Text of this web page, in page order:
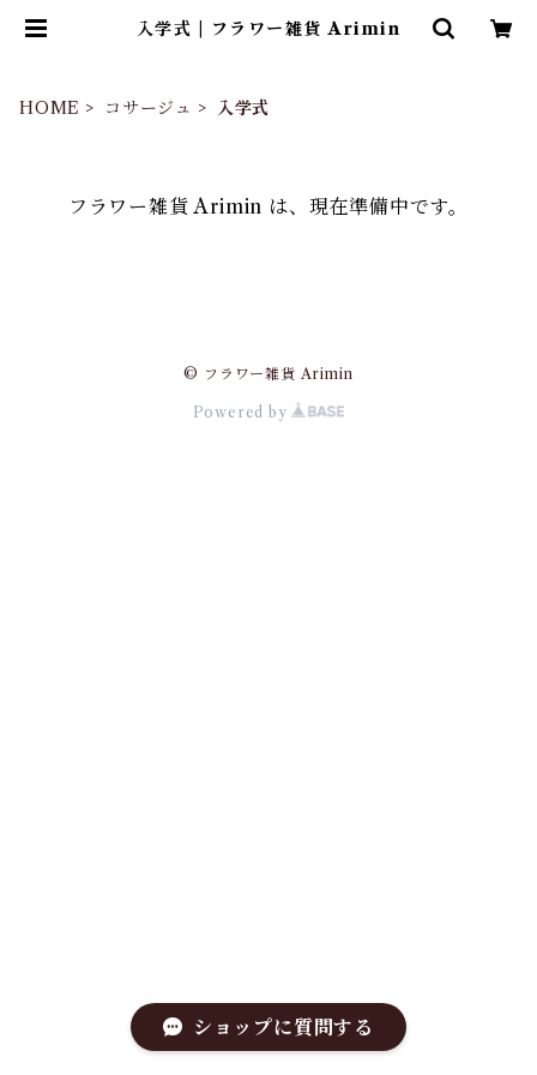
入学式 | フラワー雑貨 Arimin
HOME コサージュ 入学式
フラワー雑貨 Arimin は、現在準備中です。
© フラワー雑貨 Arimin
Powered by
ショップに質問する